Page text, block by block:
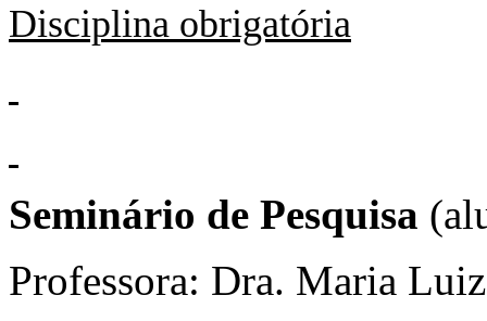
Disciplina obrigatória
Seminário de Pesquisa
Professora: Dra. Maria